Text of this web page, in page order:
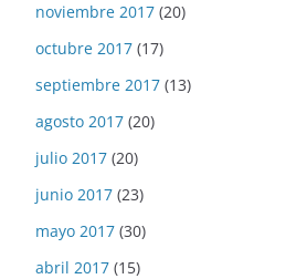
noviembre 2017 (20)
octubre 2017 (17)
septiembre 2017 (13)
agosto 2017 (20)
julio 2017 (20)
junio 2017 (23)
mayo 2017 (30)
abril 2017 (15)